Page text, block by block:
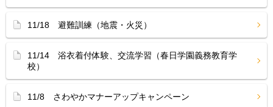
11/18 避難訓練（地震・火災）
11/14 浴衣着付体験、交流学習（春日学園義務教育学
校）
11/8 さわやかマナーアップキャンペーン